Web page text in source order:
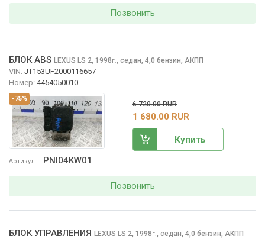
Позвонить
-75%
Артикул PNI04KW01
БЛОК ABS LEXUS LS 2, 1998г., седан, 4,0 бензин, АКПП
VIN: JT153UF2000116657
Номер: 4454050010
6 720.00 RUR
1 680.00 RUR
Купить
Позвонить
БЛОК УПРАВЛЕНИЯ LEXUS LS 2, 1998г. седан, 4,0 бензин, АКПП